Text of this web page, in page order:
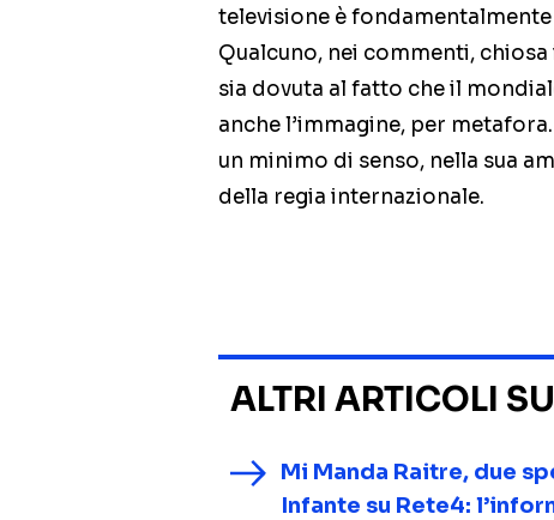
televisione è fondamentalmente
Qualcuno, nei commenti,
sia dovuta al fatto che il
anche l’immagine, per
un minimo di senso, nella sua
della regia internazionale.
ALTRI ARTICOLI SU
Mi Manda Raitre, due
Infante su Rete4: